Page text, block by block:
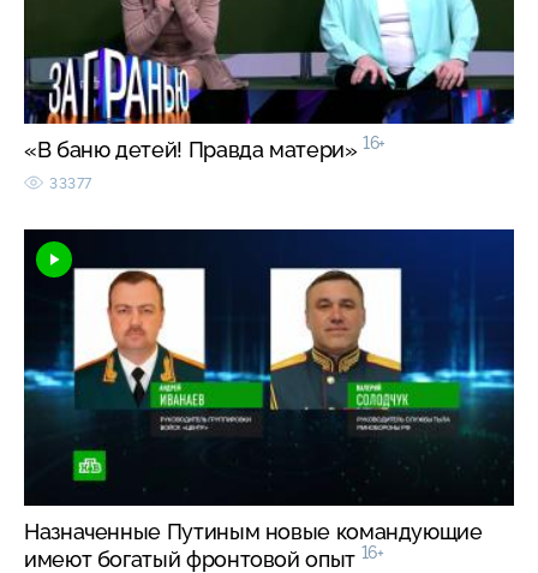
«В баню детей! Правда матери» 16+
33377
Назначенные Путиным новые командующие
имеют богатый фронтовой опыт 16+